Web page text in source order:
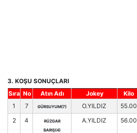
3. KOŞU SONUÇLARI
Sıra No Atın Adı Jokey Kilo
1
7 GÜRSUYUM(7) O.YILDIZ 55.00
2 4
RÜZGAR
BARIŞ(4)
A.YILDIZ 56.00